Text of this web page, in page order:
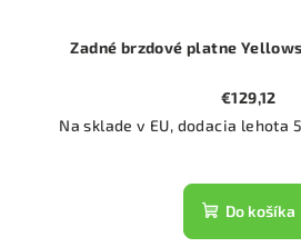
Zadné brzdové platne
€129,12
Na sklade v EU, dodacia lehota
Do košíka